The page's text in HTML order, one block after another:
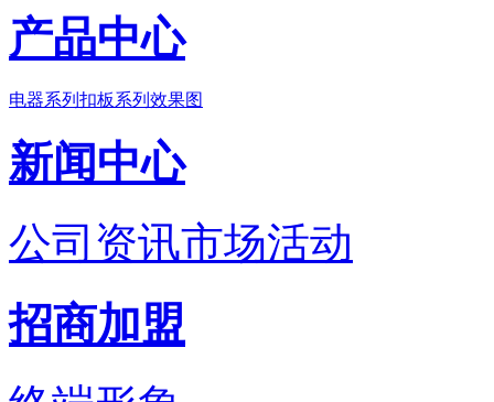
产品中心
电器系列 扣板系列 效果图
新闻中心
公司资讯市场活动
招商加盟